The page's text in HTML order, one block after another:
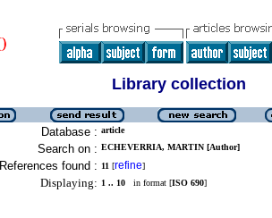
Library collection
Database : article
Search on : ECHEVERRIA, MARTIN [Author]
References found : 11 [refine]
Displaying: 1 .. 10 in format [ISO 690]